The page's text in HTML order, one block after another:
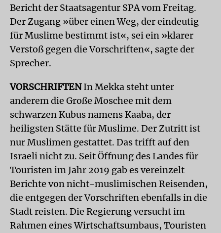
Bericht der Staatsagentur SPA vom Freitag.
Der Zugang »über einen Weg, der eindeutig
für Muslime bestimmt ist«, sei ein »klarer
Verstoß gegen die Vorschriften«, sagte der
Sprecher.
VORSCHRIFTENIn Mekka steht unter
anderem die Große Moschee mit dem
schwarzen Kubus namens Kaaba, der
heiligsten Stätte für Muslime. Der Zutritt ist
nur Muslimen gestattet. Das trifft auf den
Israeli nicht zu. Seit Öffnung des Landes für
Touristen im Jahr 2019 gab es vereinzelt
Berichte von nicht-muslimischen Reisenden,
die entgegen der Vorschriften ebenfalls in die
Stadt reisten. Die Regierung versucht im
Rahmen eines Wirtschaftsumbaus, Touristen